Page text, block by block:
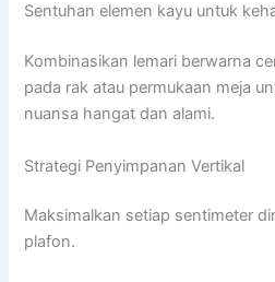
Sentuhan elemen kayu untuk
Kombinasikan lemari berwarna
pada rak atau permukaan meja
nuansa hangat dan alami.
Strategi Penyimpanan Vertikal
Maksimalkan setiap sentimeter
plafon.